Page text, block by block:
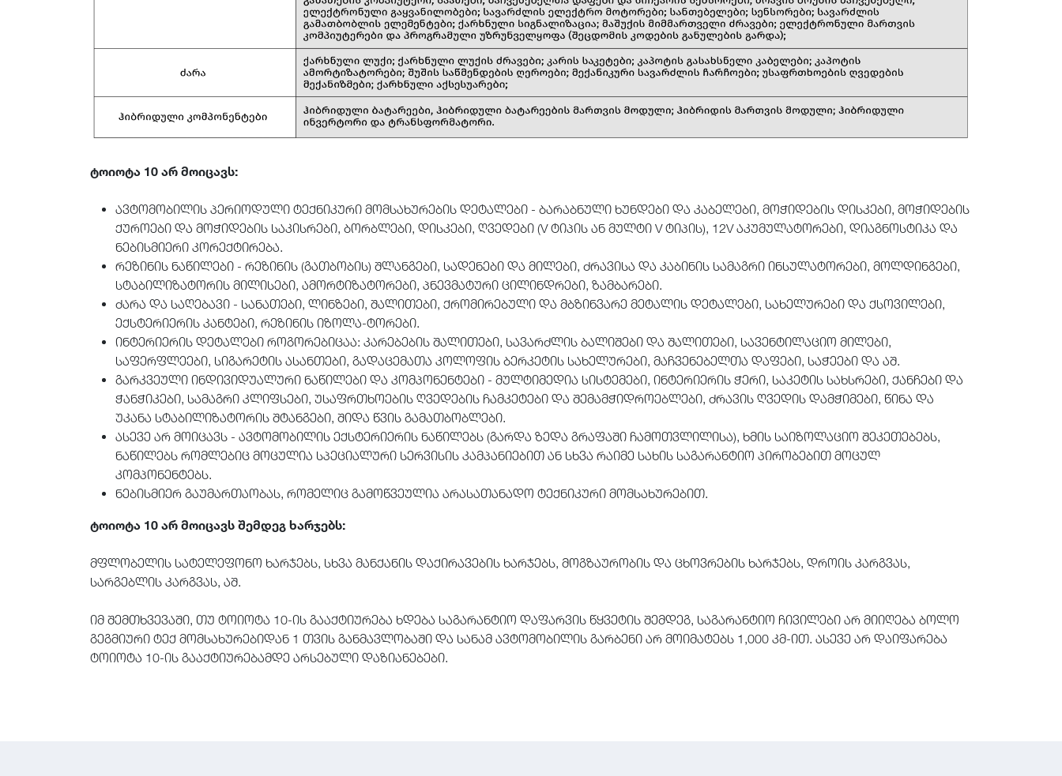
ტოიოტა 10 არ მოიცავს:
ავტომობილის პერიოდული ტექნიკური მომსახურების დეტალები - ბარაბნული ხუნდები და კაბელები, მოჭიდების დისკები, მოჭიდების
ქუროები და მოჭიდების საკისრები, ბორბლები, დისკები, ღვედები (V ტიპის ან მულტი V ტიპის), 12V აკუმულატორები, დიაგნოსტიკა და
ნებისმიერი კორექტირება.
რეზინის ნაწილები - რეზინის (გათბობის) შლანგები, სადენები და მილები, ძრავისა და კაბინის სამაგრი ინსულატორები, მოლდინგები,
სტაბილიზატორის მილისები, ამორტიზატორები, პნევმატური ცილინდრები, ზამბარები.
ძარა და საღებავი - სანათები, ლინზები, შალითები, ქრომირებული და მბზინვარე მეტალის დეტალები, სახელურები და ქსოვილები,
ექსტერიერის კანტები, რეზინის იზოლა-ტორები.
ინტერიერის დეტალები როგორებიცაა: კარებების შალითები, სავარძლის ბალიშები და შალითები, სავენტილაციო მილები,
საფერფლეები, სიგარეტის ასანთები, გადაცემათა კოლოფის ბერკეტის სახელურები, მაჩვენებელთა დაფები, საჭეები და აშ.
გარკვეული ინდივიდუალური ნაწილები და კომპონენტები - მულტიმედია სისტემები, ინტერიერის ჭერი, საკეტის სახსრები, ქანჩები და
ჭანჭიკები, სამაგრი კლიფსები, უსაფრთხოების ღვედების ჩამკეტები და შემამჭიდროებლები, ძრავის ღვედის დამჭიმები, წინა და
უკანა სტაბილიზატორის შტანგები, შიდა წვის გამათბობლები.
ასევე არ მოიცავს - ავტომობილის ექსტერიერის ნაწილებს (გარდა ზედა გრაფაში ჩამოთვლილისა), ხმის საიზოლაციო შეკეთებებს,
ნაწილებს რომლებიც მოცულია სპეციალური სერვისის კამპანიებით ან სხვა რაიმე სახის საგარანტიო პირობებით მოცულ
კომპონენტებს.
ნებისმიერ გაუმართაობას, რომელიც გამოწვეულია არასათანადო ტექნიკური მომსახურებით.
ტოიოტა 10 არ მოიცავს შემდეგ ხარჯებს:
მფლობელის სატელეფონო ხარჯებს, სხვა მანქანის დაქირავების ხარჯებს, მოგზაურობის და ცხოვრების ხარჯებს, დროის კარგვას,
სარგებლის კარგვას, აშ.
იმ შემთხვევაში, თუ ტოიოტა 10-ის გააქტიურება ხდება საგარანტიო დაფარვის წყვეტის შემდეგ, საგარანტიო ჩივილები არ მიიღება ბოლო
გეგმიური ტექ მომსახურებიდან 1 თვის განმავლობაში და სანამ ავტომობილის გარბენი არ მოიმატებს 1,000 კმ-ით. ასევე არ დაიფარება
ტოიოტა 10-ის გააქტიურებამდე არსებული დაზიანებები.